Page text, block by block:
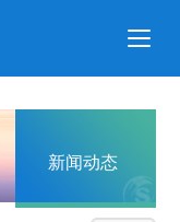
新闻动态